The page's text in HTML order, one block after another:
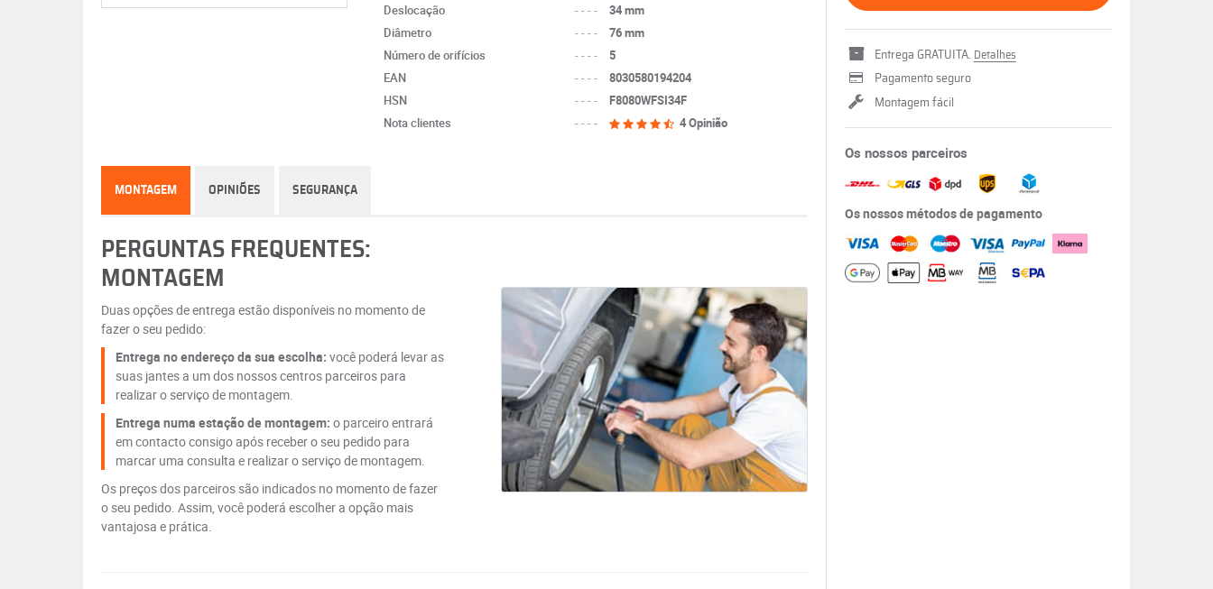
Deslocação
----
34 mm
Diâmetro
----
76 mm
Número de orifícios
----
5
EAN
----
8030580194204
HSN
----
F8080WFSI34F
Nota clientes
---- 4 Opinião
Entrega GRATUITA. Detalhes
Pagamento seguro
Montagem fácil
Os nossos parceiros
Os nossos métodos de pagamento
MONTAGEM OPINIÕES SEGURANÇA
PERGUNTAS FREQUENTES:
MONTAGEM
Duas opções de entrega estão disponíveis no momento de
fazer o seu pedido:
Entrega no endereço da sua escolha: você poderá levar as
suas jantes a um dos nossos centros parceiros para
realizar o serviço de montagem.
Entrega numa estação de montagem: o parceiro entrará
em contacto consigo após receber o seu pedido para
marcar uma consulta e realizar o serviço de montagem.
Os preços dos parceiros são indicados no momento de fazer
o seu pedido. Assim, você poderá escolher a opção mais
vantajosa e prática.